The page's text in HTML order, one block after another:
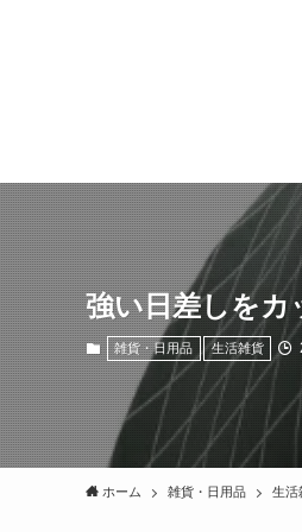
強い日差しをカ
雑貨・日用品 生活雑貨
ホーム 雑貨・日用品 生活